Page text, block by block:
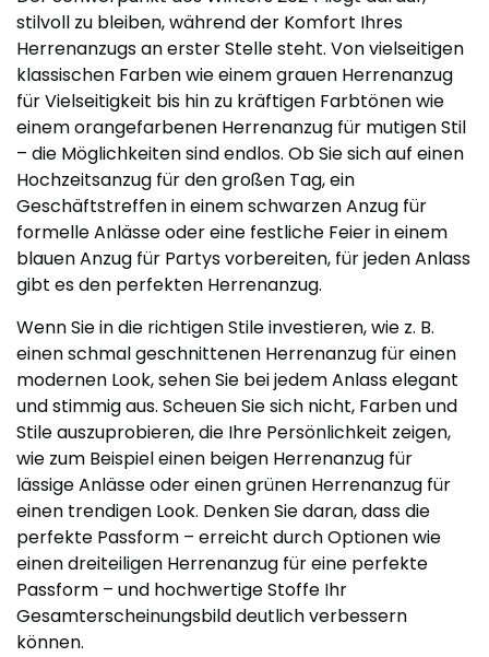
stilvoll zu bleiben, während der Komfort Ihres
Herrenanzugs an erster Stelle steht. Von vielseitigen
klassischen Farben wie einem grauen Herrenanzug
für Vielseitigkeit bis hin zu kräftigen Farbtönen wie
einem orangefarbenen Herrenanzug für mutigen Stil
– die Möglichkeiten sind endlos. Ob Sie sich auf einen
Hochzeitsanzug für den großen Tag, ein
Geschäftstreffen in einem schwarzen Anzug für
formelle Anlässe oder eine festliche Feier in einem
blauen Anzug für Partys vorbereiten, für jeden Anlass
gibt es den perfekten Herrenanzug.
Wenn Sie in die richtigen Stile investieren, wie z. B.
einen schmal geschnittenen Herrenanzug für einen
modernen Look, sehen Sie bei jedem Anlass elegant
und stimmig aus. Scheuen Sie sich nicht, Farben und
Stile auszuprobieren, die Ihre Persönlichkeit zeigen,
wie zum Beispiel einen beigen Herrenanzug für
lässige Anlässe oder einen grünen Herrenanzug für
einen trendigen Look. Denken Sie daran, dass die
perfekte Passform – erreicht durch Optionen wie
einen dreiteiligen Herrenanzug für eine perfekte
Passform – und hochwertige Stoffe Ihr
Gesamterscheinungsbild deutlich verbessern
können.